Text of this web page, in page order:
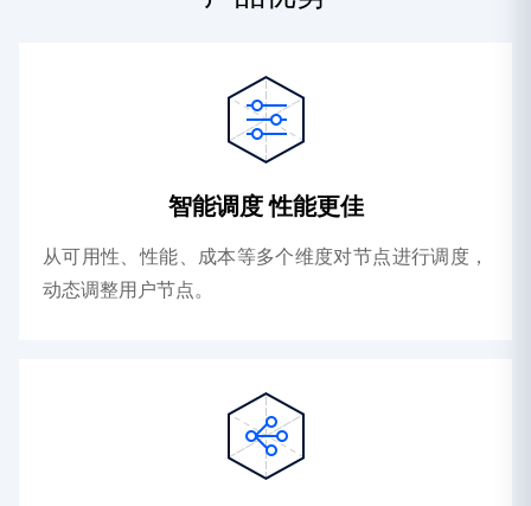
智能调度 性能更佳
从可用性、性能、成本等多个维度对节点进行调度，
动态调整用户节点。